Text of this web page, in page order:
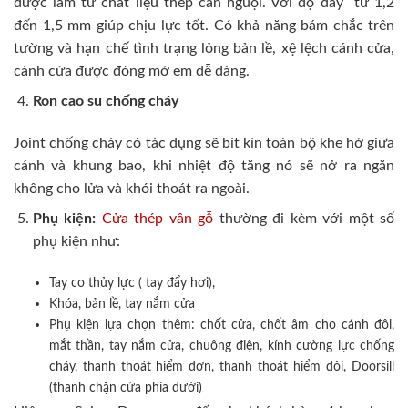
đến 1,5 mm giúp chịu lực tốt. Có khả năng bám chắc trên
tường và hạn chế tình trạng lỏng bản lề, xệ lệch cánh cửa,
cánh cửa được đóng mở em dễ dàng.
Ron cao su chống cháy
Joint chống cháy có tác dụng sẽ bít kín toàn bộ khe hở giữa
cánh và khung bao, khi nhiệt độ tăng nó sẽ nở ra ngăn
không cho lửa và khói thoát ra ngoài.
Phụ kiện: Cửa thép vân gỗ thường đi kèm với một số
phụ kiện như:
Tay co thủy lực ( tay đẩy hơi),
Khóa, bản lề, tay nắm cửa
Phụ kiện lựa chọn thêm: chốt cửa, chốt âm cho cánh đôi,
mắt thần, tay nắm cửa, chuông điện, kính cường lực chống
cháy, thanh thoát hiểm đơn, thanh thoát hiểm đôi, Doorsill
(thanh chặn cửa phía dưới)